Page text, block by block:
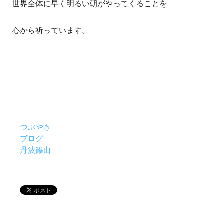
世界全体に早く明るい朝がやってくることを
心から祈っています。
つぶやき
ブログ
丹波篠山